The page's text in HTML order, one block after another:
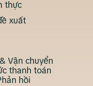
thực
xuất
Vận chuyển
thanh toán
hồi